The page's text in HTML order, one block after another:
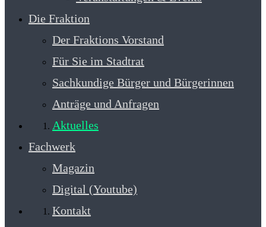
Die Fraktion
Der Fraktions Vorstand
Für Sie im Stadtrat
Sachkundige Bürger und Bürgerinnen
Anträge und Anfragen
Aktuelles
Fachwerk
Magazin
Digital (Youtube)
Kontakt